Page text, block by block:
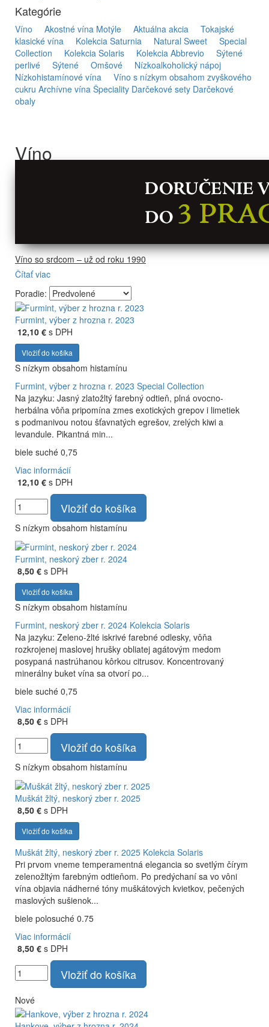
Kategórie
Víno Akostné vína Motýle Aktuálna akcia
Tokajské
klasické vína
Kolekcia Saturnia Natural Sweet
Special
Collection
Kolekcia Solaris Kolekcia Abbrevio
Sýtené
perlivé
Sýtené Omšové
Nízkoalkoholický nápoj
Nízkohistamínové vína
Víno s nízkym obsahom zvyškového
cukru Archívne vína Špeciality Darčekové sety Darčekové
obaly
Víno
Víno so srdcom – už od roku 1990
Firma Ostrožovič je najstaršou privátnou firmou na
slovenskom Tokaji.
Vyrábame kvalitné odrodové a výberové vína. Ako prví sme
priniesli na slovenský trh sólo spracované vína z tokajských
odrôd Furmint, Lipovina a Muškát žltý reduktívnou
technológiou. Hrozno spracúvame najmodernejšími
technológiami, vrátane riadenej fermentácie.
Čítať viac
Poradie:
Furmint, výber z hrozna r. 2023
12,10 € s DPH
Vložiť do košíka
S nízkym obsahom histamínu
Furmint, výber z hrozna r. 2023 Special Collection
Na jazyku: Jasný zlatožltý farebný odtieň, plná ovocno-
herbálna vôňa pripomína zmes exotických grepov i limetiek
s podmanivou notou šťavnatých egrešov, zrelých kiwi a
levandule. Pikantná min...
biele suché 0,75
Viac informácií
12,10 € s DPH
Vložiť do košíka
S nízkym obsahom histamínu
Furmint, neskorý zber r. 2024
8,50 € s DPH
Vložiť do košíka
S nízkym obsahom histamínu
Furmint, neskorý zber r. 2024 Kolekcia Solaris
Na jazyku: Zeleno-žlté iskrivé farebné odlesky, vôňa
rozkrojenej maslovej hrušky obliatej agátovým medom
posypaná nastrúhanou kôrkou citrusov. Koncentrovaný
minerálny buket vína sa otvorí po...
biele suché 0,75
Viac informácií
8,50 € s DPH
Vložiť do košíka
S nízkym obsahom histamínu
Muškát žltý, neskorý zber r. 2025
8,50 € s DPH
Vložiť do košíka
Muškát žltý, neskorý zber r. 2025 Kolekcia Solaris
Pri prvom vneme temperamentná elegancia so svetlým čírym
zelenožltým farebným odtieňom. Po predýchaní sa vo vôni
vína objavia nádherné tóny muškátových kvietkov, pečených
maslových sušienok...
biele polosuché 0.75
Viac informácií
8,50 € s DPH
Vložiť do košíka
Nové